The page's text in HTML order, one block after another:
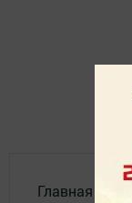
Главная